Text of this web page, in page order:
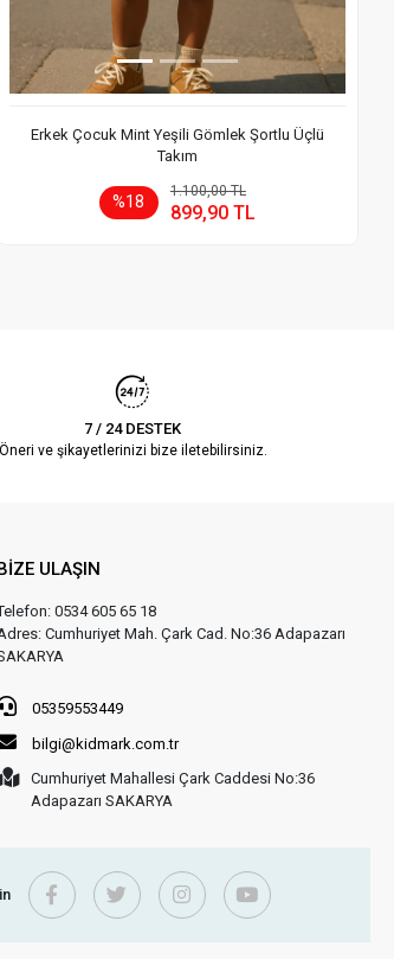
Erkek Çocuk Mint Yeşili Gömlek Şortlu Üçlü
Takım
%18
1.100,00 TL
899,90 TL
Sepete Ekle
7 / 24 DESTEK
Öneri ve şikayetlerinizi bize iletebilirsiniz.
ULAŞIN
0534 605 65 18
Cumhuriyet Mah. Çark Cad. No:36 Adapazarı
05359553449
bilgi@kidmark.com.tr
Cumhuriyet Mahallesi Çark Caddesi No:36
Adapazarı SAKARYA